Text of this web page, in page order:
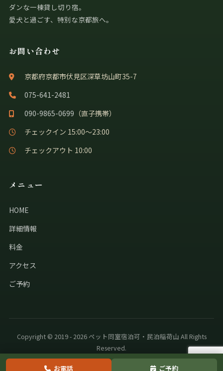
ダンな一棟貸し切り宿。
愛犬と過ごす、特別な京都旅へ。
お問い合わせ
京都府京都市伏見区深草坊山町35-7
075-641-2481
090-9865-0699 （直子携帯）
チェックイン 15:00〜23:00
チェックアウト 10:00
メニュー
HOME
詳細情報
料金
アクセス
ご予約
Copyright © 2019 - 2026 ペット同室宿泊可・民泊稲荷山 All Rights
Reserved.
お電話 ご予約